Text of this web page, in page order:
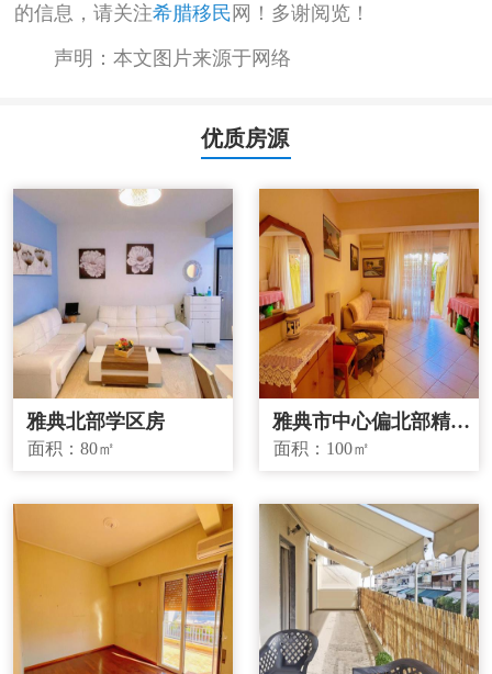
的信息，请关注希腊移民 网！多谢阅览！
声明：本文图片来源于网络
优质房源
雅典北部学区房
面积：80㎡
雅典市中心偏北部精品
投资房源
面积： 100㎡